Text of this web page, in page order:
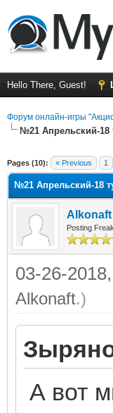
Hello There, Guest!
Форум онлайн-игры
№21 Апрельский-18
Pages (10): « Previous 1
№21 Апрельский-18
Alkonaft
Posting Freak
03-26-
Alkonaft.)
А вот